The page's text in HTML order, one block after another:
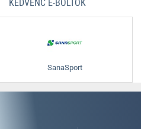
KEDVENC E-BOLTOK
SanaSport